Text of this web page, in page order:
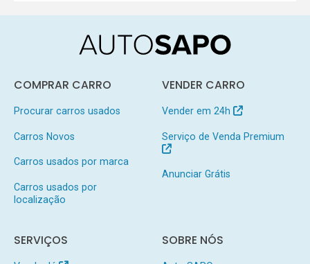
COMPRAR CARRO
Procurar carros usados
Carros Novos
Carros usados por marca
Carros usados por
localização
VENDER CARRO
Vender em 24h
Serviço de Venda Premium
Anunciar Grátis
SERVIÇOS SOBRE NÓS